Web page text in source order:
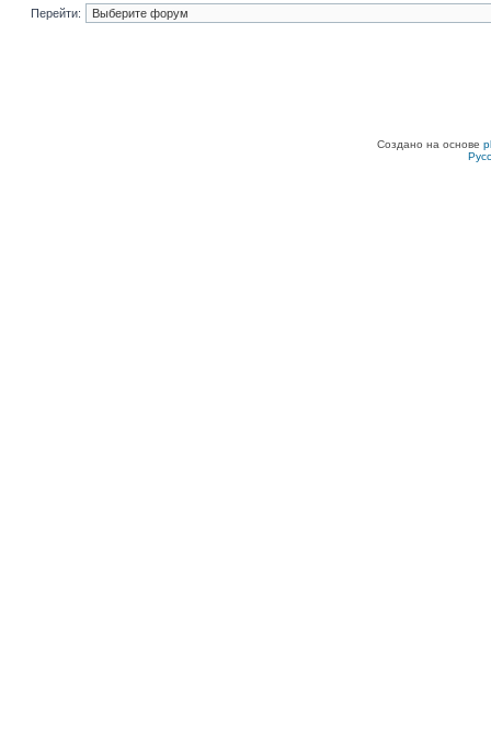
Перейти:
Создано на основе